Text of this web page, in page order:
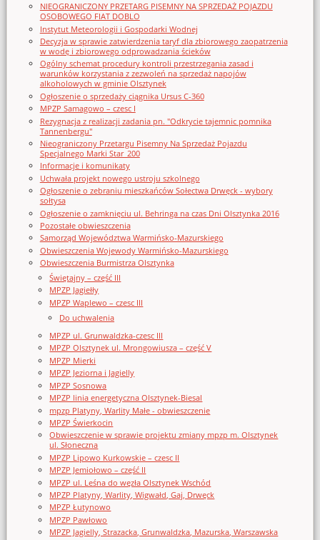
NIEOGRANICZONY PRZETARG PISEMNY NA SPRZEDAŻ POJAZDU
OSOBOWEGO FIAT DOBLO
Instytut Meteorologii i Gospodarki Wodnej
Decyzja w sprawie zatwierdzenia taryf dla zbiorowego zaopatrzenia
w wodę i zbiorowego odprowadzania ścieków
Ogólny schemat procedury kontroli przestrzegania zasad i
warunków korzystania z zezwoleń na sprzedaż napojów
alkoholowych w gminie Olsztynek
Ogłoszenie o sprzedaży ciągnika Ursus C-360
MPZP Samagowo – czesc I
Rezygnacja z realizacji zadania pn. "Odkrycie tajemnic pomnika
Tannenbergu"
Nieograniczony Przetargu Pisemny Na Sprzedaż Pojazdu
Specjalnego Marki Star_200
Informacje i komunikaty
Uchwała projekt nowego ustroju szkolnego
Ogłoszenie o zebraniu mieszkańców Sołectwa Drwęck - wybory
sołtysa
Ogłoszenie o zamknięciu ul. Behringa na czas Dni Olsztynka 2016
Pozostałe obwieszczenia
Samorząd Województwa Warmińsko-Mazurskiego
Obwieszczenia Wojewody Warmińsko-Mazurskiego
Obwieszczenia Burmistrza Olsztynka
Świętajny – część III
MPZP Jagiełły
MPZP Waplewo – czesc III
Do uchwalenia
MPZP ul. Grunwaldzka-czesc III
MPZP Olsztynek ul. Mrongowiusza – część V
MPZP Mierki
MPZP Jeziorna i Jagielly
MPZP Sosnowa
MPZP linia energetyczna Olsztynek-Biesal
mpzp Platyny, Warlity Małe - obwieszczenie
MPZP Świerkocin
Obwieszczenie w sprawie projektu zmiany mpzp m. Olsztynek
ul. Słoneczna
MPZP Lipowo Kurkowskie – czesc II
MPZP Jemiołowo – część II
MPZP ul. Leśna do węzła Olsztynek Wschód
MPZP Platyny, Warlity, Wigwałd, Gaj, Drwęck
MPZP Łutynowo
MPZP Pawłowo
MPZP Jagielly, Strazacka, Grunwaldzka, Mazurska, Warszawska